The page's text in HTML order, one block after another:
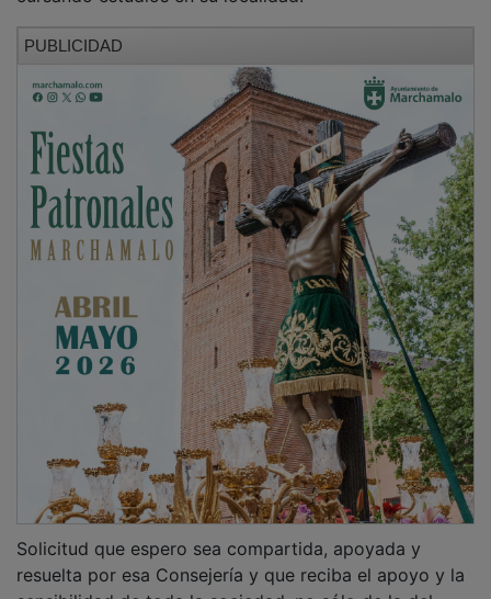
resuelta por esa Consejería y que reciba el apoyo y la
sensibilidad de toda la sociedad, no sólo de la del